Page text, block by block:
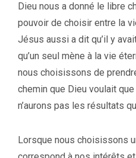
Dieu nous a donné le libre
pouvoir de choisir entre la
Jésus aussi a dit qu’il y
qu’un seul mène à la vie
nous choisissons de
chemin que Dieu voulait
n’aurons pas les résultats
Lorsque nous choisissons